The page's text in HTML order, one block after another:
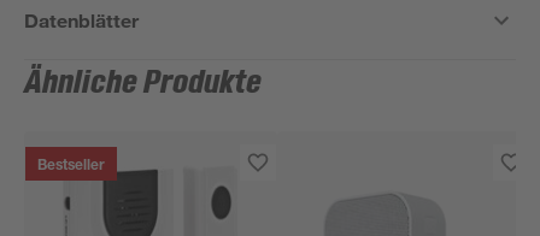
Datenblätter
Ähnliche Produkte
Bestseller